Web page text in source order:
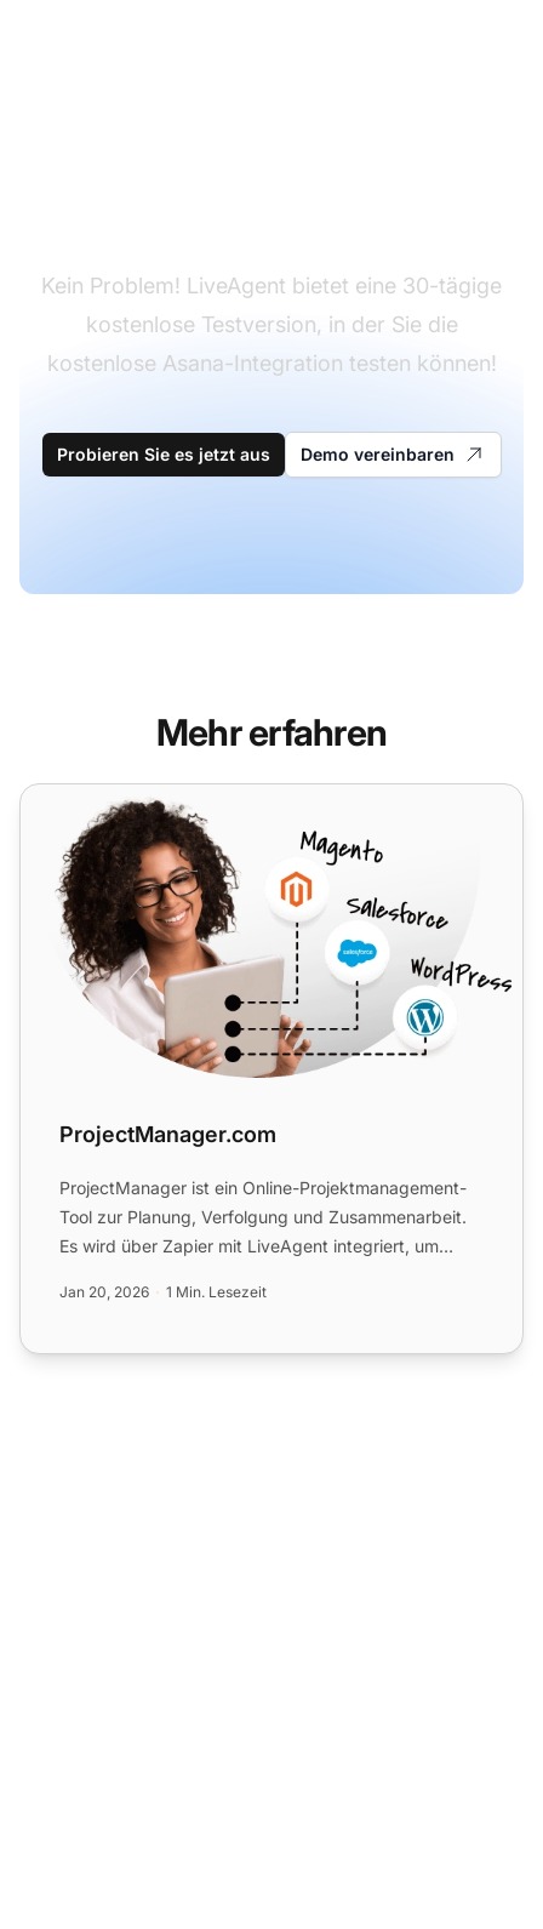
Kein Problem! LiveAgent bietet eine 30-tägige
kostenlose Testversion, in der Sie die
kostenlose Asana-Integration testen können!
Probieren Sie es jetzt aus Demo vereinbaren
Mehr erfahren
ProjectManager.com
ProjectManager.com
ProjectManager ist ein Online-Projektmanagement-
Tool zur Planung, Verfolgung und Zusammenarbeit.
Es wird über Zapier mit LiveAgent integriert, um
Jan 20, 2026 1 Min. Lesezeit